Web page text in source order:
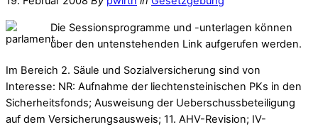
Die Sessionsprogramme und -unterlagen können
über den untenstehenden Link aufgerufen werden.
Im Bereich 2. Säule und Sozialversicherung sind von
Interesse: NR: Aufnahme der liechtensteinischen PKs in den
Sicherheitsfonds; Ausweisung der Ueberschussbeteiligung
auf dem Versicherungsausweis; 11. AHV-Revision; IV-